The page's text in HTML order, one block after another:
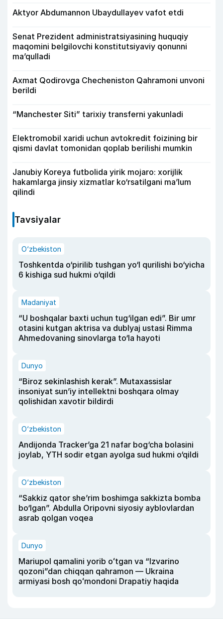
Aktyor Abdu­mannon Ubaydullayev vafot etdi
Senat Prezident administratsiyasining huquqiy
maqomini belgilovchi konstitutsiyaviy qonunni
ma’qulladi
Axmat Qodirovga Checheniston Qahramoni unvoni
berildi
“Manchester Siti” tarixiy transferni yakunladi
Elektromobil xaridi uchun avtokredit foizining bir
qismi davlat tomonidan qoplab berilishi mumkin
Janubiy Koreya futbolida yirik mojaro: xorijlik
hakamlarga jinsiy xizmatlar ko‘rsatilgani ma’lum
qilindi
Tavsiyalar
O‘zbekiston
Toshkentda o‘pirilib tushgan yo‘l qurilishi bo‘yicha
6 kishiga sud hukmi o‘qildi
Madaniyat
“U boshqalar baxti uchun tug‘ilgan edi”. Bir umr
otasini kutgan aktrisa va dublyaj ustasi Rimma
Ahmedovaning sinovlarga to‘la hayoti
Dunyo
“Biroz sekinlashish kerak”. Mutaxassislar
insoniyat sun’iy intellektni boshqara olmay
qolishidan xavotir bildirdi
O‘zbekiston
Andijonda Tracker’ga 21 nafar bog‘cha bolasini
joylab, YTH sodir etgan ayolga sud hukmi o‘qildi
O‘zbekiston
“Sakkiz qator she’rim boshimga sakkizta bomba
bo‘lgan”. Abdulla Oripovni siyosiy ayblovlardan
asrab qolgan voqea
Dunyo
Mariupol qamalini yorib oʻtgan va “Izvarino
qozoni”dan chiqqan qahramon — Ukraina
armiyasi bosh qoʻmondoni Drapatiy haqida